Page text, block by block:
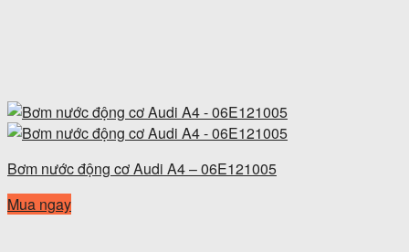
Bơm nước động cơ Audi A4 – 06E121005
Mua ngay